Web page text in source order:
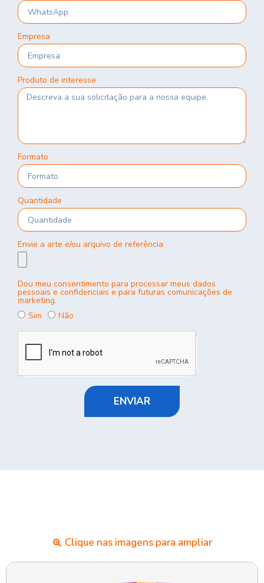
Empresa
Produto de interesse
Formato
Quantidade
Envie a arte e/ou arquivo de referência
Dou meu consentimento para processar meus dados
pessoais e confidenciais e para futuras comunicações de
marketing.
Sim
Não
ENVIAR
Clique nas imagens para ampliar​